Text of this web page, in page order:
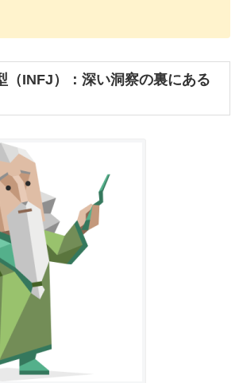
（INFJ）：深い洞察の裏にある